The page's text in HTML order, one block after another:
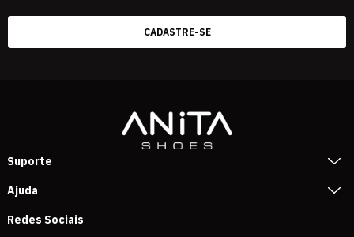
Suporte
Ajuda
Redes Sociais